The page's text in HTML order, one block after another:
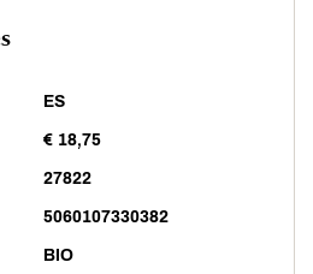
ES
€ 18,75
27822
5060107330382
BIO